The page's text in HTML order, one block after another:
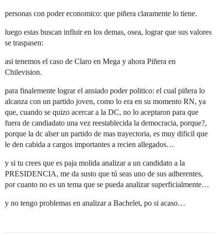
personas con poder economico: que piñera claramente lo tiene.
luego estas buscan influir en los demas, osea, lograr que sus valores
se traspasen:
asi tenemos el caso de Claro en Mega y ahora Piñera en
Chilevision.
para finalemente lograr el ansiado poder politico: el cual piñera lo
alcanza con un partido joven, como lo era en su momento RN, ya
que, cuando se quizo acercar a la DC, no lo aceptaron para que
fuera de candiadato una vez reestablecida la democracia, porque?,
porque la dc alser un partido de mas trayectoria, es muy dificil que
le den cabida a cargos importantes a recien allegados…
y si tu crees que es paja molida analizar a un candidato a la
PRESIDENCIA, me da susto que tú seas uno de sus adherentes,
por cuanto no es un tema que se pueda analizar superficialmente…
y no tengo problemas en analizar a Bachelet, po si acaso…